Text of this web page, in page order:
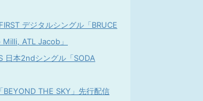
デジタルシングル「BRUCE
ATL Jacob」
日本2ndシングル「SODA
BEYOND THE SKY」先行配信